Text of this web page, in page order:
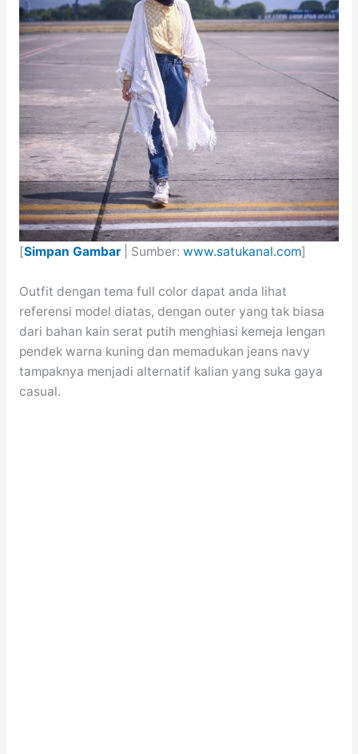
[Simpan Gambar| Sumber: www.satukanal.com]
Outfit dengan tema full color dapat anda lihat
referensi model diatas, dengan outer yang tak biasa
dari bahan kain serat putih menghiasi kemeja lengan
pendek warna kuning dan memadukan jeans navy
tampaknya menjadi alternatif kalian yang suka gaya
casual.